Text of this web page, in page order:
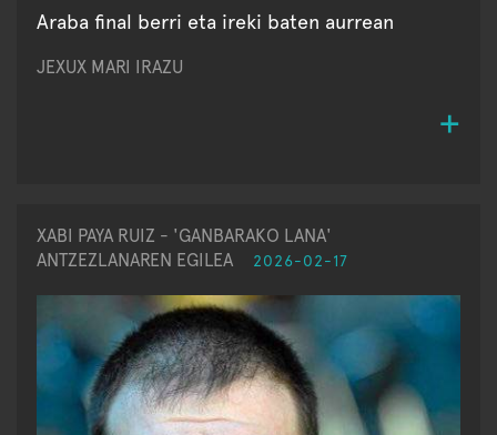
Araba final berri eta ireki baten aurrean
JEXUX MARI IRAZU
XABI PAYA RUIZ - 'GANBARAKO LANA'
ANTZEZLANAREN EGILEA
2026-02-17